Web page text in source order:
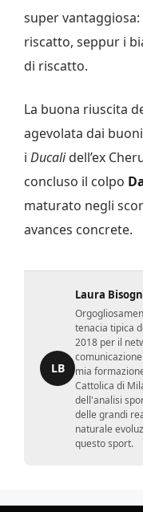
super
riscatto, seppur i
di riscatto.
La buona riuscita
agevolata dai
i Ducalidell’ex
concluso il colpo
maturato negli
avances concrete.
LB
Laura
tenacia tipica
2018 per il
mia
Cattolica di
dell'analisi
delle grandi
naturale
questo sport.